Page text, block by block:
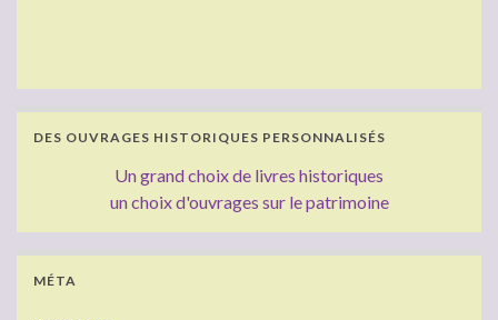
DES OUVRAGES HISTORIQUES PERSONNALISÉS
Un grand choix de livres historiques
un choix d'ouvrages sur le patrimoine
MÉTA